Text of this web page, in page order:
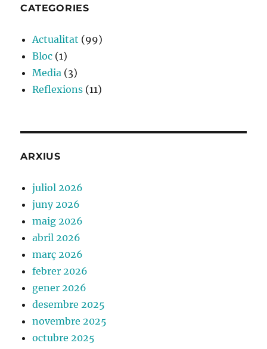
CATEGORIES
Actualitat (99)
Bloc (1)
Media (3)
Reflexions (11)
ARXIUS
juliol 2026
juny 2026
maig 2026
abril 2026
març 2026
febrer 2026
gener 2026
desembre 2025
novembre 2025
octubre 2025